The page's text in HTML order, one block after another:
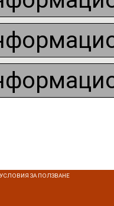
УСЛОВИЯ ЗА ПОЛЗВАНЕ